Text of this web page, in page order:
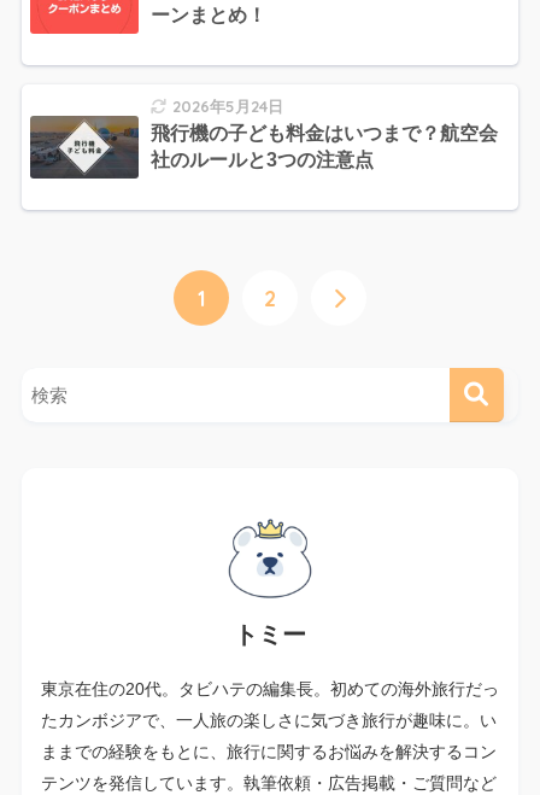
ーンまとめ！
2026年5月24日
飛行機の子ども料金はいつまで？航空会
社のルールと3つの注意点
1 2
トミー
東京在住の20代。タビハテの編集長。初めての海外旅行だっ
たカンボジアで、一人旅の楽しさに気づき旅行が趣味に。い
ままでの経験をもとに、旅行に関するお悩みを解決するコン
テンツを発信しています。執筆依頼・広告掲載・ご質問など